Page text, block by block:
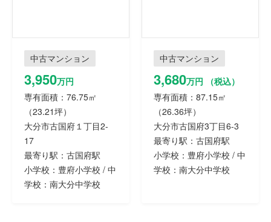
中古マンション
3,950万円
専有面積：76.75㎡
（23.21坪）
大分市古国府１丁目2-
17
最寄り駅：古国府駅
小学校：豊府小学校 / 中
学校：南大分中学校
中古マンション
3,680万円 （税込）
専有面積：87.15㎡
（26.36坪）
大分市古国府3丁目6-3
最寄り駅：古国府駅
小学校：豊府小学校 / 中
学校：南大分中学校